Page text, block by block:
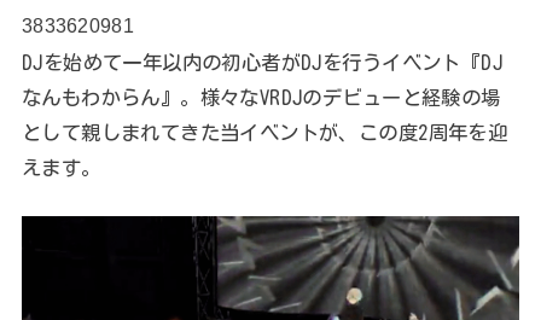
3833620981
DJを始めて一年以内の初心者がDJを行うイベント『DJ
なんもわからん』。様々なVRDJのデビューと経験の場
として親しまれてきた当イベントが、この度2周年を迎
えます。